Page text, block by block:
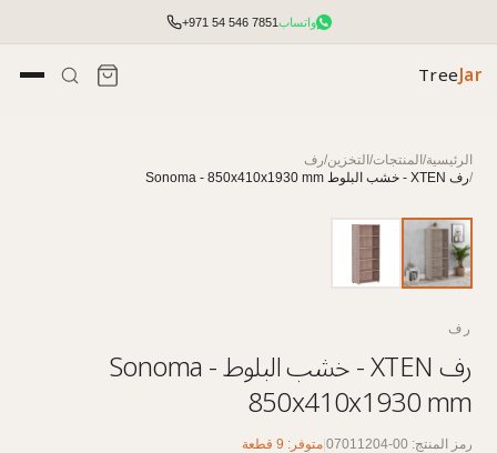
+971 54 546 7851واتساب
TreeJar
الرئيسية/ المنتجات/ التخزين/رف
/رف XTEN - خشب البلوط Sonoma - 850x410x1930 mm
رف
رف XTEN - خشب البلوط Sonoma -
850x410x1930 mm
رمز المنتج: 00-07011204 |متوفر: 9 قطعة
تأثيث مكتبي شامل مع التخطيط والتركيب.